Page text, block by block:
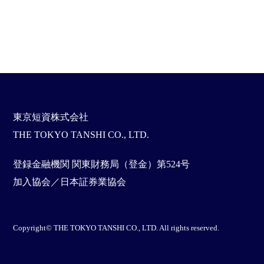
東京短資株式会社
THE TOKYO TANSHI CO., LTD.
登録金融機関 関東財務局（登金）第524号
加入協会／日本証券業協会
Copyright© THE TOKYO TANSHI CO., LTD. All rights reserved.